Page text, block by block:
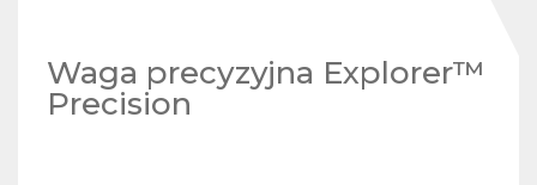
Waga precyzyjna Explorer™
Precision